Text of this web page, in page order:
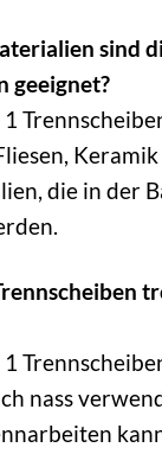
sind
geeignet?
1
die in der
1
nass